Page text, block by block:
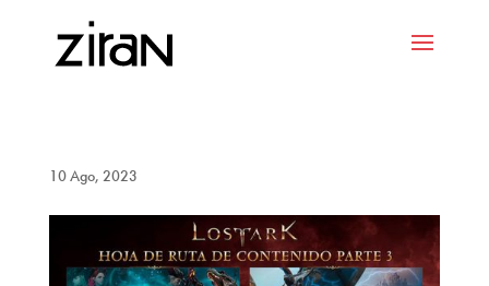
10 Ago, 2023